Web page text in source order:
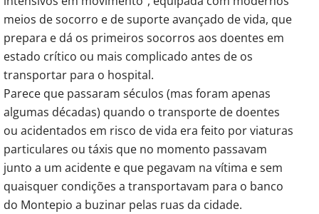
meios de socorro e de suporte avançado de vida, que
prepara e dá os primeiros socorros aos doentes em
estado crítico ou mais complicado antes de os
transportar para o hospital.
Parece que passaram séculos (mas foram apenas
algumas décadas) quando o transporte de doentes
ou acidentados em risco de vida era feito por viaturas
particulares ou táxis que no momento passavam
junto a um acidente e que pegavam na vítima e sem
quaisquer condições a transportavam para o banco
do Montepio a buzinar pelas ruas da cidade.